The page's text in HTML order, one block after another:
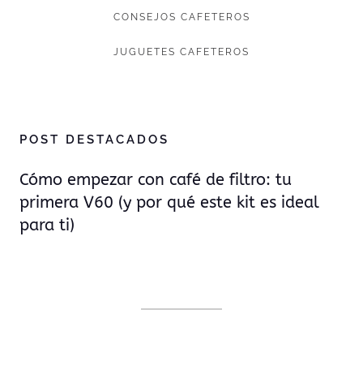
CONSEJOS CAFETEROS
JUGUETES CAFETEROS
POST DESTACADOS
Cómo empezar con café de filtro: tu
primera V60 (y por qué este kit es ideal
para ti)